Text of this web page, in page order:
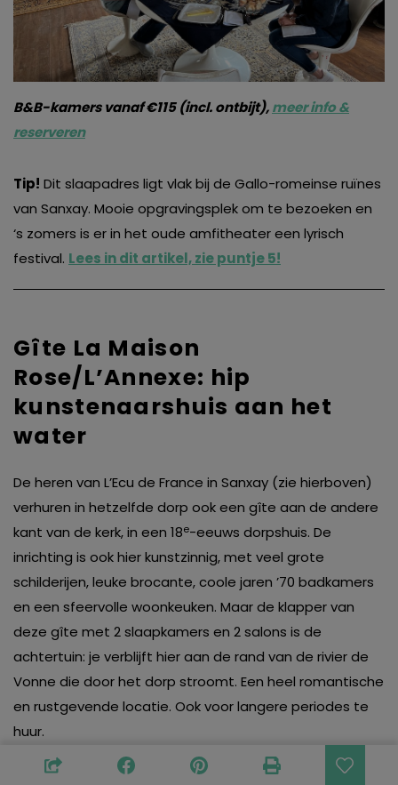
B&B-kamers vanaf €115 (incl. ontbijt),meer info &
reserveren
Tip! Dit slaapadres ligt vlak bij de Gallo-romeinse ruïnes
van Sanxay. Mooie opgravingsplek om te bezoeken en
‘s zomers is er in het oude amfitheater een lyrisch
festival. Lees in dit artikel, zie puntje 5!
Gîte La Maison
Rose/L’Annexe: hip
kunstenaarshuis aan het
water
De heren van L’Ecu de France in Sanxay (zie hierboven)
verhuren in hetzelfde dorp ook een gîte aan de andere
kant van de kerk, in een 18e-eeuws dorpshuis. De
inrichting is ook hier kunstzinnig, met veel grote
schilderijen, leuke brocante, coole jaren ’70 badkamers
en een sfeervolle woonkeuken. Maar de klapper van
deze gîte met 2 slaapkamers en 2 salons is de
achtertuin: je verblijft hier aan de rand van de rivier de
Vonne die door het dorp stroomt. Een heel romantische
en rustgevende locatie. Ook voor langere periodes te
huur.